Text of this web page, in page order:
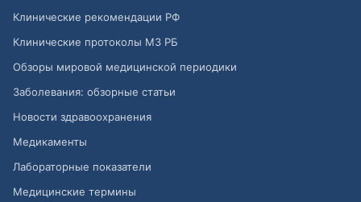
Клинические рекомендации РФ
Клинические протоколы МЗ РБ
Обзоры мировой медицинской периодики
Заболевания: обзорные статьи
Новости здравоохранения
Медикаменты
Лабораторные показатели
Медицинские термины